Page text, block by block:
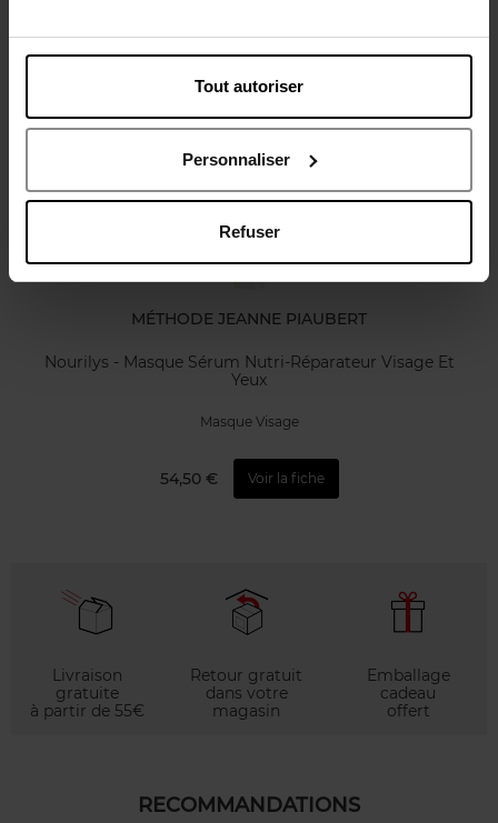
Tout autoriser
Personnaliser
Refuser
Avis client Politique relative aux avis des clients
MÉTHODE JEANNE PIAUBERT
Nourilys - Masque Sérum Nutri-Réparateur Visage Et
Yeux
Masque Visage
54,50 € Voir la fiche
Livraison
gratuite
à partir de 55€
Retour gratuit
dans votre
magasin
Emballage
cadeau
offert
RECOMMANDATIONS